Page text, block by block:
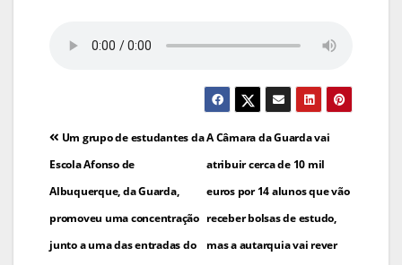
Navegação
de
artigos
A Câmara da Guarda vai
atribuir cerca de 10 mil
euros por 14 alunos que vão
receber bolsas de estudo,
mas a autarquia vai rever
Um grupo de estudantes da
Escola Afonso de
Albuquerque, da Guarda,
promoveu uma concentração
junto a uma das entradas do